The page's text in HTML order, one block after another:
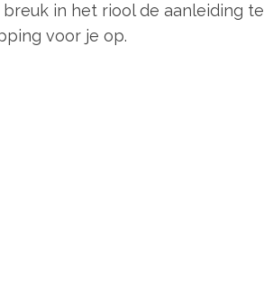
in het riool de aanleiding te
voor je op.